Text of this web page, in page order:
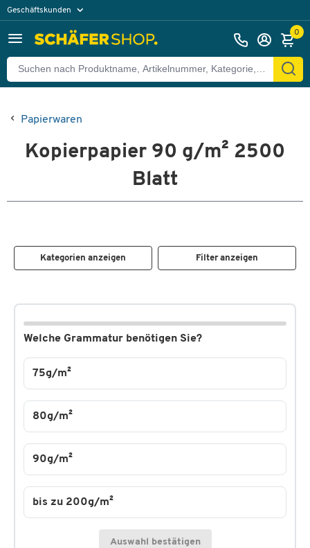
Geschäftskunden
0
Papierwaren
Kopierpapier 90 g/m² 2500
Blatt
Kategorien anzeigen Filter anzeigen
Welche Grammatur benötigen Sie?
75g/m²
80g/m²
90g/m²
bis zu 200g/m²
Auswahl bestätigen